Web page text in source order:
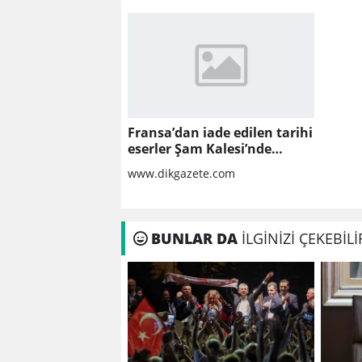
Fransa’dan iade edilen tarihi
eserler Şam Kalesi’nde
sergilendi
www.dikgazete.com
BUNLAR DA İLGİNİZİ